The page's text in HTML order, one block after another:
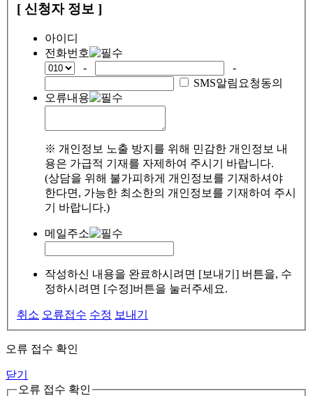
[ 신청자 정보 ]
아이디
전화번호
-
-
SMS알림요청동의
오류내용
※ 개인정보 노출 방지를 위해 민감한 개인정보 내
용은 가급적 기재를 자제하여 주시기 바랍니다.
(상담을 위해 불가피하게 개인정보를 기재하셔야
한다면, 가능한 최소한의 개인정보를 기재하여 주시
기 바랍니다.)
메일주소
작성하신 내용을 완료하시려면 [보내기] 버튼을, 수
정하시려면 [수정]버튼을 눌러주세요.
취소 오류접수 수정 보내기
오류 접수 확인
닫기
오류 접수 확인